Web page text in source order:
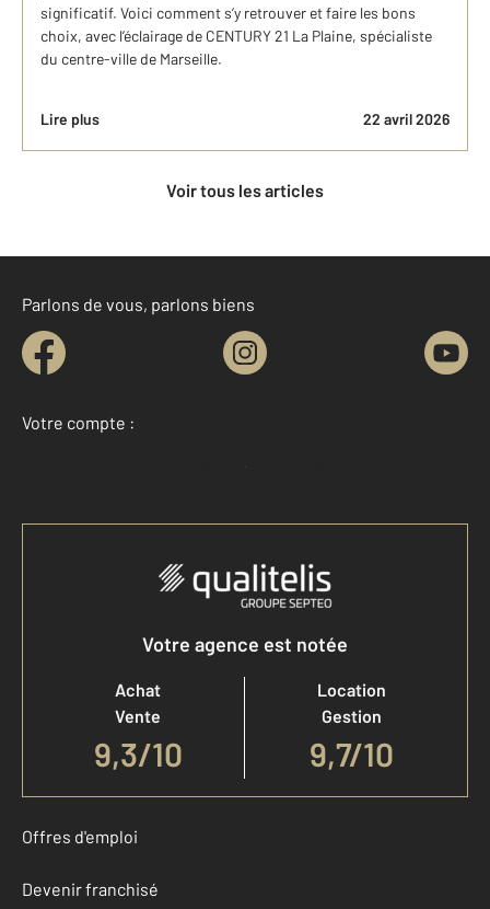
significatif. Voici comment s’y retrouver et faire les bons
choix, avec l’éclairage de CENTURY 21 La Plaine, spécialiste
du centre-ville de Marseille.
Lire plus 22 avril 2026
Voir tous les articles
Parlons de vous, parlons biens
Votre compte :
Accéder à mon compte
Votre agence est notée
Achat
Vente
9,3/10
Location
Gestion
9,7/10
Offres d'emploi
Devenir franchisé